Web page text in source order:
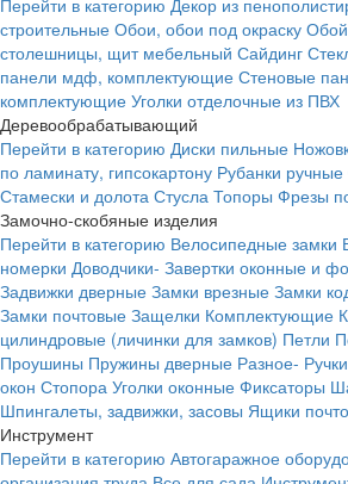
Перейти в категорию Декор из
строительные Обои, обои под окраску
столешницы, щит мебельный Сайдинг
панели мдф, комплектующие Стеновые
комплектующие Уголки отделочные из ПВХ
Деревообрабатывающий
Перейти в категорию Диски пильные
по ламинату, гипсокартону Рубанки ручные
Стамески и долота Стусла Топоры Фрезы
Замочно-скобяные изделия
Перейти в категорию Велосипедные замки
номерки Доводчики- Завертки оконные и
Задвижки дверные Замки врезные Замки
Замки почтовые Защелки Комплектующие
цилиндровые (личинки для замков) Петли
Проушины Пружины дверные Разное- Ручки
окон Стопора Уголки оконные Фиксаторы
Шпингалеты, задвижки, засовы Ящики
Инструмент
Перейти в категорию Автогаражное